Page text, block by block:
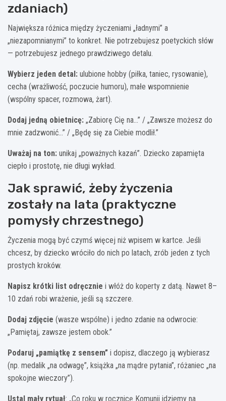
zdaniach)
Największa różnica między życzeniami „ładnymi” a
„niezapomnianymi” to konkret. Nie potrzebujesz poetyckich słów
— potrzebujesz jednego prawdziwego detalu.
Wybierz jeden detal: ulubione hobby (piłka, taniec, rysowanie),
cecha (wrażliwość, poczucie humoru), małe wspomnienie
(wspólny spacer, rozmowa, żart).
Dodaj jedną obietnicę: „Zabiorę Cię na…” / „Zawsze możesz do
mnie zadzwonić…” / „Będę się za Ciebie modlił.”
Uważaj na ton: unikaj „poważnych kazań”. Dziecko zapamięta
ciepło i prostotę, nie długi wykład.
Jak sprawić, żeby życzenia
zostały na lata (praktyczne
pomysły chrzestnego)
Życzenia mogą być czymś więcej niż wpisem w kartce. Jeśli
chcesz, by dziecko wróciło do nich po latach, zrób jeden z tych
prostych kroków.
Napisz krótki list odręcznie i włóż do koperty z datą. Nawet 8–
10 zdań robi wrażenie, jeśli są szczere.
Dodaj zdjęcie (wasze wspólne) i jedno zdanie na odwrocie:
„Pamiętaj, zawsze jestem obok.”
Podaruj „pamiątkę z sensem” i dopisz, dlaczego ją wybierasz
(np. medalik „na odwagę”, książka „na mądre pytania”, różaniec „na
spokojne wieczory”).
Ustal mały rytuał: „Co roku w rocznicę Komunii idziemy na